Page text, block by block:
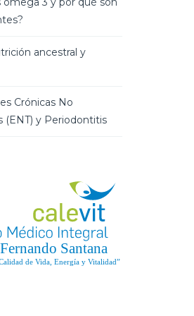
ancestral y
Crónicas No
(ENT) y Periodontitis